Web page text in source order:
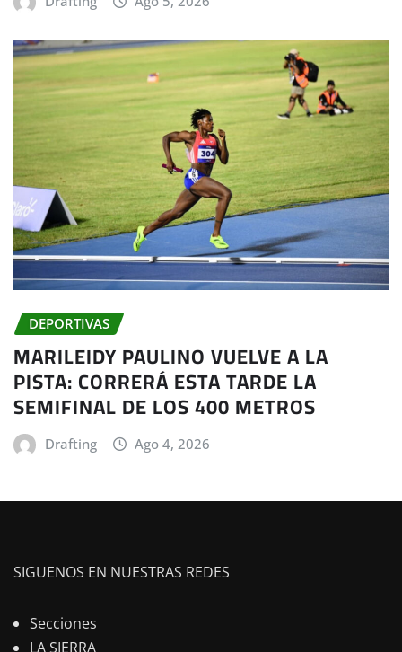
DEPORTIVAS
MARILEIDY PAULINO VUELVE A LA
PISTA: CORRERÁ ESTA TARDE LA
SEMIFINAL DE LOS 400 METROS
Drafting Ago 4, 2026
SIGUENOS EN NUESTRAS REDES
Secciones
LA SIERRA